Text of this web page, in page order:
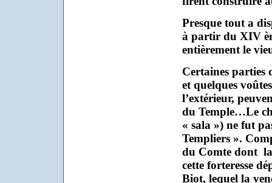
Presque tout a
à partir du XIV
entièrement le
Certaines parties
et quelques
l’extérieur,
du Temple…Le
« sala ») ne fut
Templiers ».
du Comte dont
cette forteresse
Biot, lequel la